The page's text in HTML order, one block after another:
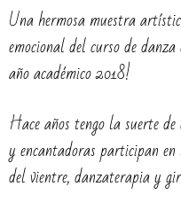
Una hermosa muestra
emocional del curso de
año académico 2018!
Hace años tengo la suerte
y encantadoras participan
del vientre, danzaterapia y